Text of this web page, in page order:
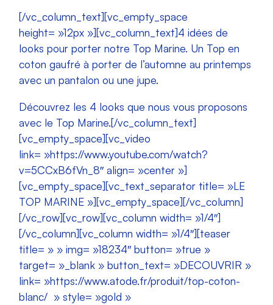
[/vc_column_text][vc_empty_space
height= »12px »][vc_column_text]4 idées de
looks pour porter notre Top Marine. Un Top en
coton gaufré à porter de l’automne au printemps
avec un pantalon ou une jupe.
Découvrez les 4 looks que nous vous proposons
avec le Top Marine.[/vc_column_text]
[vc_empty_space][vc_video
link= »https://www.youtube.com/watch?
v=5CCxB6fVn_8″ align= »center »]
[vc_empty_space][vc_text_separator title= »LE
TOP MARINE »][vc_empty_space][/vc_column]
[/vc_row][vc_row][vc_column width= »1/4″]
[/vc_column][vc_column width= »1/4″][teaser
title= » » img= »18234″ button= »true »
target= »_blank » button_text= »DECOUVRIR »
link= »https://www.atode.fr/produit/top-coton-
blanc/ » style= »gold »